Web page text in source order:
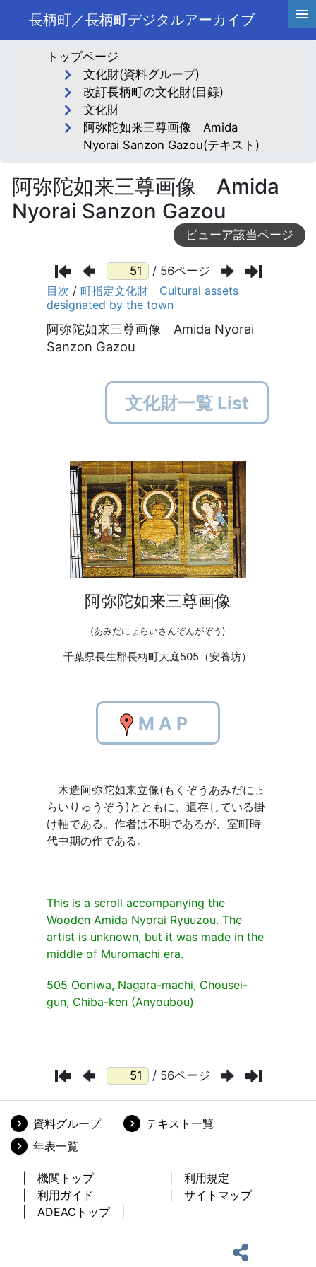
長柄町／長柄町デジタルアーカイブ
トップページ
文化財(資料グループ)
改訂長柄町の文化財(目録)
文化財
阿弥陀如来三尊画像 Amida
Nyorai Sanzon Gazou(テキスト)
阿弥陀如来三尊画像 Amida
Nyorai Sanzon Gazou
ビューア該当ページ
/ 56ページ
/ 56ページ
資料グループ
テキスト一覧
年表一覧
機関トップ
利用規定
利用ガイド
サイトマップ
ADEACトップ